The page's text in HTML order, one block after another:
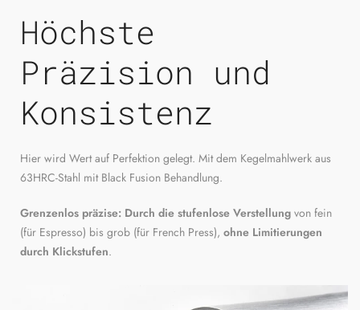
Höchste
Präzision und
Konsistenz
Hier wird Wert auf Perfektion gelegt. Mit dem Kegelmahlwerk aus
63HRC-Stahl mit Black Fusion Behandlung.
Grenzenlos präzise: Durch die stufenlose Verstellung von fein
(für Espresso) bis grob (für French Press), ohne Limitierungen
durch Klickstufen.